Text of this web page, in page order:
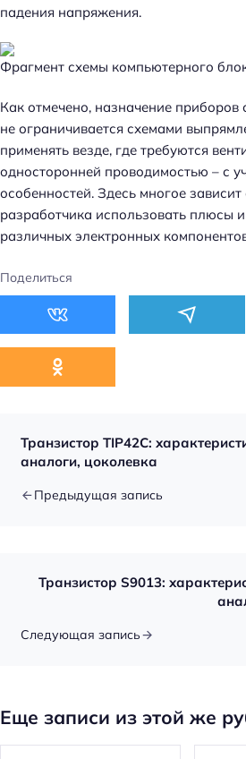
падения напряжения.
Фрагмент схемы компьютерного
Как отмечено, назначение
не ограничивается схемами
применять везде, где требуются
односторонней проводимостью – с
особенностей. Здесь многое
разработчика использовать плюсы
различных электронных
Поделиться
Транзистор TIP42C:
аналоги, цоколевка
Предыдущая запись
Транзистор S9013:
Следующая запись
Еще записи из этой же